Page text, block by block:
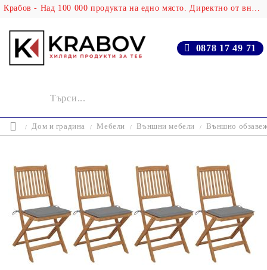
Крабов - Над 100 000 продукта на едно място. Директно от вносителя!
0878 17 49 71
Дом и градина Мебели Външни мебели Външно